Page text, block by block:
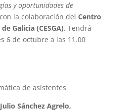
y oportunidades de
la colaboración del Centro
Galicia (CESGA). Tendrá
6 de octubre a las 11.00
de asistentes
Julio Sánchez Agrelo,